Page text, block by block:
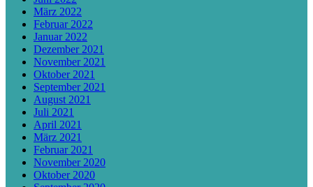
März 2022
Februar 2022
Januar 2022
Dezember 2021
November 2021
Oktober 2021
September 2021
August 2021
Juli 2021
April 2021
März 2021
Februar 2021
November 2020
Oktober 2020